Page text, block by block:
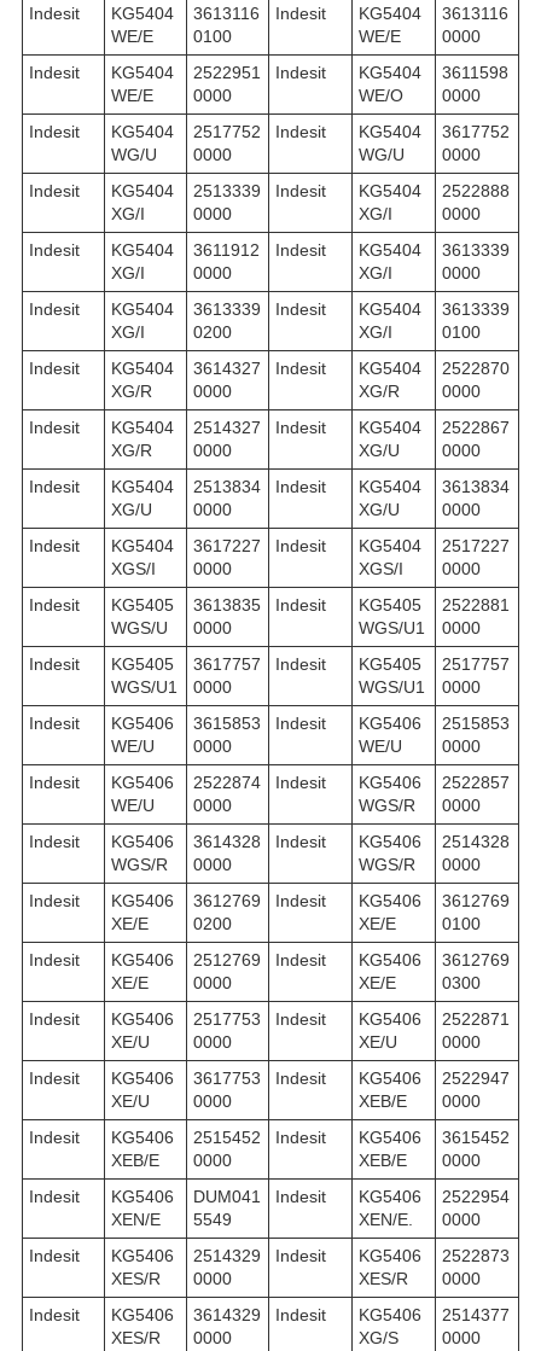
Indesit
KG5404
WE/E
3613116
0100
Indesit
KG5404
WE/E
3613116
0000
Indesit
KG5404
WE/E
2522951
0000
Indesit
KG5404
WE/O
3611598
0000
Indesit
KG5404
WG/U
2517752
0000
Indesit
KG5404
WG/U
3617752
0000
Indesit
KG5404
XG/I
2513339
0000
Indesit
KG5404
XG/I
2522888
0000
Indesit
KG5404
XG/I
3611912
0000
Indesit
KG5404
XG/I
3613339
0000
Indesit
KG5404
XG/I
3613339
0200
Indesit
KG5404
XG/I
3613339
0100
Indesit
KG5404
XG/R
3614327
0000
Indesit
KG5404
XG/R
2522870
0000
Indesit
KG5404
XG/R
2514327
0000
Indesit
KG5404
XG/U
2522867
0000
Indesit
KG5404
XG/U
2513834
0000
Indesit
KG5404
XG/U
3613834
0000
Indesit
KG5404
XGS/I
3617227
0000
Indesit
KG5404
XGS/I
2517227
0000
Indesit
KG5405
WGS/U
3613835
0000
Indesit
KG5405
WGS/U1
2522881
0000
Indesit
KG5405
WGS/U1
3617757
0000
Indesit
KG5405
WGS/U1
2517757
0000
Indesit
KG5406
WE/U
3615853
0000
Indesit
KG5406
WE/U
2515853
0000
Indesit
KG5406
WE/U
2522874
0000
Indesit
KG5406
WGS/R
2522857
0000
Indesit
KG5406
WGS/R
3614328
0000
Indesit
KG5406
WGS/R
2514328
0000
Indesit
KG5406
XE/E
3612769
0200
Indesit
KG5406
XE/E
3612769
0100
Indesit
KG5406
XE/E
2512769
0000
Indesit
KG5406
XE/E
3612769
0300
Indesit
KG5406
XE/U
2517753
0000
Indesit
KG5406
XE/U
2522871
0000
Indesit
KG5406
XE/U
3617753
0000
Indesit
KG5406
XEB/E
2522947
0000
Indesit
KG5406
XEB/E
2515452
0000
Indesit
KG5406
XEB/E
3615452
0000
Indesit
KG5406
XEN/E
DUM041
5549
Indesit
KG5406
XEN/E.
2522954
0000
Indesit
KG5406
XES/R
2514329
0000
Indesit
KG5406
XES/R
2522873
0000
Indesit
KG5406
XES/R
3614329
0000
Indesit
KG5406
XG/S
2514377
0000